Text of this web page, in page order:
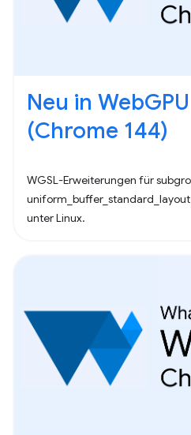
Neu in WebGPU
(Chrome 144)
WGSL-Erweiterungen für
uniform_buffer_standard_layout
unter Linux.